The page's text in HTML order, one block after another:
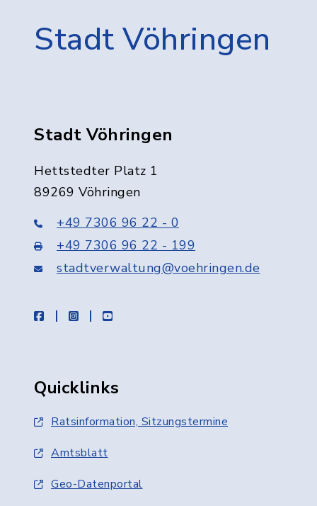
Stadt Vöhringen
Stadt Vöhringen
Hettstedter Platz 1
89269 Vöhringen
+49 7306 96 22 - 0
+49 7306 96 22 - 199
stadtverwaltung@voehringen.de
facebookinstagramyoutube
Quicklinks
Ratsinformation, Sitzungstermine
Amtsblatt
Geo-Datenportal